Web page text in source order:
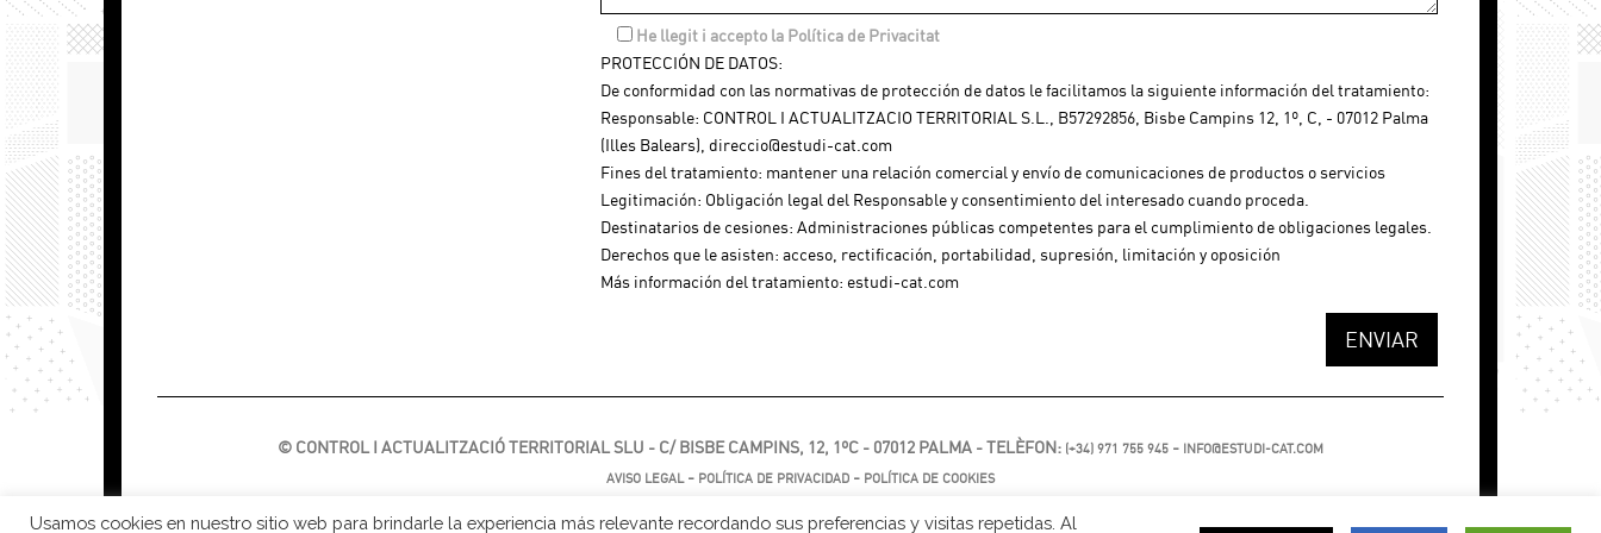
He llegit i accepto la Política de Privacitat
PROTECCIÓN DE DATOS:
De conformidad con las normativas de protección de datos le facilitamos la siguiente información del tratamiento:
Responsable: CONTROL I ACTUALITZACIO TERRITORIAL S.L., B57292856, Bisbe Campins 12, 1º, C, - 07012 Palma
(Illes Balears), direccio@estudi-cat.com
Fines del tratamiento: mantener una relación comercial y envío de comunicaciones de productos o servicios
Legitimación: Obligación legal del Responsable y consentimiento del interesado cuando proceda.
Destinatarios de cesiones: Administraciones públicas competentes para el cumplimiento de obligaciones legales.
Derechos que le asisten: acceso, rectificación, portabilidad, supresión, limitación y oposición
Más información del tratamiento: estudi-cat.com
© CONTROL I ACTUALITZACIÓ TERRITORIAL SLU - C/ BISBE CAMPINS, 12, 1ºC - 07012 PALMA - TELÈFON: (+34) 971 755 945 - INFO@ESTUDI-CAT.COM
AVISO LEGAL- POLÍTICA DE PRIVACIDAD - POLÍTICA DE COOKIES
Usamos cookies en nuestro sitio web para brindarle la experiencia más relevante recordando sus preferencias y visitas repetidas. Al